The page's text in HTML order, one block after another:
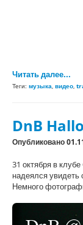
Читать далее...
Теги: музыка, видео,
DnB
Опубликовано
31 октября в
надеялся увидеть
Немного